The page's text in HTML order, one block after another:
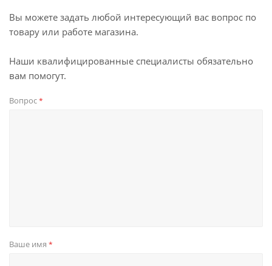
Вы можете задать любой интересующий вас вопрос по
товару или работе магазина.
Наши квалифицированные специалисты обязательно
вам помогут.
Вопрос*
Ваше имя *